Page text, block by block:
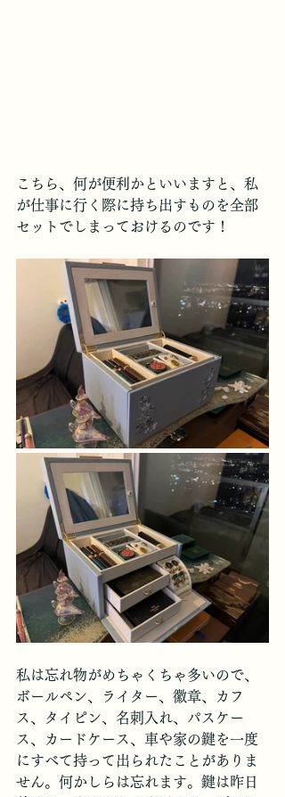
こちら、何が便利かといいますと、私
が仕事に行く際に持ち出すものを全部
セットでしまっておけるのです！
私は忘れ物がめちゃくちゃ多いので、
ボールペン、ライター、徽章、カフ
ス、タイピン、名刺入れ、パスケー
ス、カードケース、車や家の鍵を一度
にすべて持って出られたことがありま
せん。何かしらは忘れます。鍵は昨日